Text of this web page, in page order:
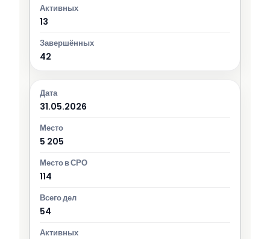
13
42
31.05.2026
5 205
114
54